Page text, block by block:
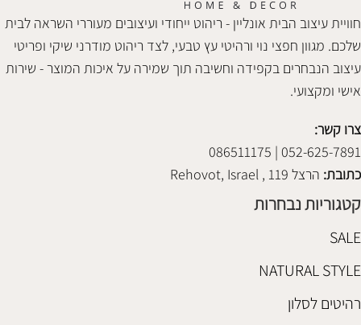
חוויית עיצוב הבית אונליין - ריהוט ייחודי ועיצובים מעוררי השראה לבית
שלכם. מגוון חפצי נוי ורהיטי עץ טבעי, לצד ריהוט מודרני שיקי ופריטי
עיצוב הנבחרים בקפידה וחשיבה תוך שמירה על איכות המוצר - שירות
אישי ומקצועי.
צרו קשר:
052-625-7891 | 086511175
כתובת: הרצל 119 , Rehovot, Israel
קטגוריות נבחרות
SALE
NATURAL STYLE
רהיטים לסלון